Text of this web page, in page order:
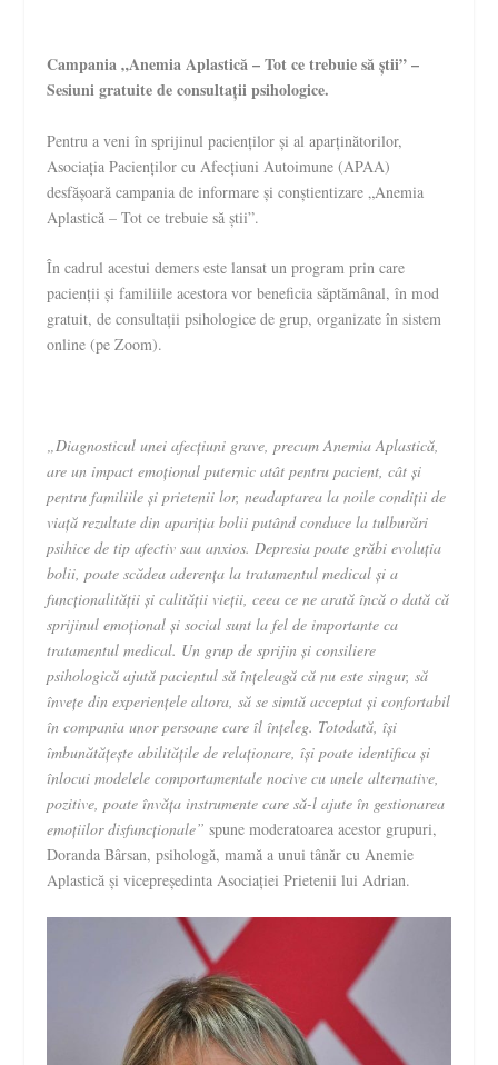
Campania „Anemia Aplastică – Tot ce trebuie să știi” –
Sesiuni gratuite de consultații psihologice.
Pentru a veni în sprijinul pacienților și al aparținătorilor,
Asociația Pacienților cu Afecțiuni Autoimune (APAA)
desfășoară campania de informare și conștientizare „Anemia
Aplastică – Tot ce trebuie să știi”.
În cadrul acestui demers este lansat un program prin care
pacienții și familiile acestora vor beneficia săptămânal, în mod
gratuit, de consultații psihologice de grup, organizate în sistem
online (pe Zoom).
„Diagnosticul unei afecțiuni grave, precum Anemia Aplastică,
are un impact emoțional puternic atât pentru pacient, cât și
pentru familiile și prietenii lor, neadaptarea la noile condiții de
viață rezultate din apariția bolii putând conduce la tulburări
psihice de tip afectiv sau anxios.Depresia poate grăbi evoluția
bolii, poate scădea aderența la tratamentul medical și a
funcționalității și calității vieții, ceea ce ne arată încă o dată că
sprijinul emoțional și social sunt la fel de importante ca
tratamentul medical. Un grup de sprijin și consiliere
psihologică ajută pacientul să înțeleagă că nu este singur, să
învețe din experiențele altora, să se simtă acceptat și confortabil
în compania unor persoane care îl înțeleg. Totodată, își
îmbunătățește abilitățile de relaționare, își poate identifica și
înlocui modelele comportamentale nocive cu unele alternative,
pozitive, poate învăța instrumente care să-l ajute în gestionarea
emoțiilor disfuncționale”spune moderatoarea acestor grupuri,
Doranda Bârsan, psihologă, mamă a unui tânăr cu Anemie
Aplastică și vicepreședinta Asociației Prietenii lui Adrian.